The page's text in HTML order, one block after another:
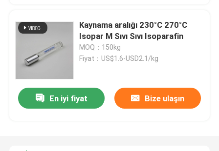
videolar
Kaynama aralığı 230°C 270°C
Isopar M Sıvı Sıvı Isoparafin
MOQ：150kg
Fiyat：US$1.6-USD2.1/kg
En iyi fiyat Bize ulaşın
Zararsız İzoparafin Hidrokarbon Çözücü M Sıvısı Hafif Donma Noktası -45°C